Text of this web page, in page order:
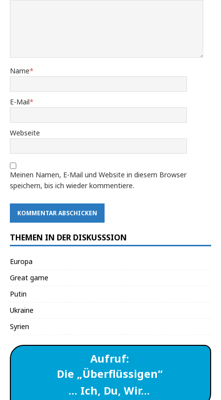
Name*
E-Mail*
Webseite
Meinen Namen, E-Mail und Website in diesem Browser
speichern, bis ich wieder kommentiere.
THEMEN IN DER DISKUSSSION
Europa
Great game
Putin
Ukraine
Syrien
Aufruf:
Die „Überflüssigen“
… Ich, Du, Wir…